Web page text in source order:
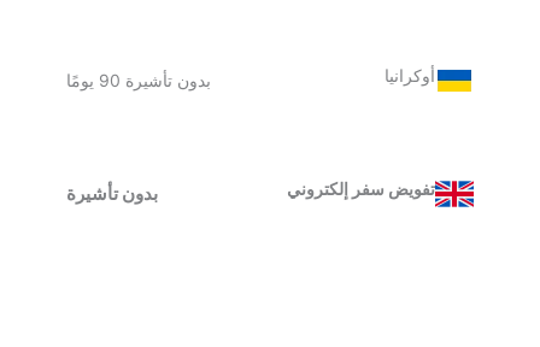
أوكرانيا بدون تأشيرة 90 يومًا
تفويض سفر إلكتروني بدون تأشيرة